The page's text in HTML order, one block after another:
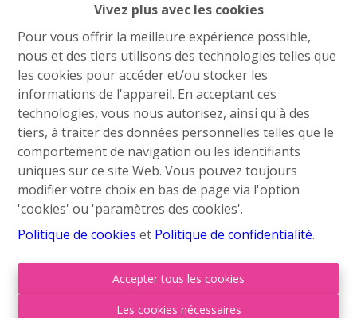
Vivez plus avec les cookies
Pour vous offrir la meilleure expérience possible,
nous et des tiers utilisons des technologies telles que
les cookies pour accéder et/ou stocker les
informations de l'appareil. En acceptant ces
technologies, vous nous autorisez, ainsi qu'à des
tiers, à traiter des données personnelles telles que le
comportement de navigation ou les identifiants
uniques sur ce site Web. Vous pouvez toujours
modifier votre choix en bas de page via l'option
'cookies' ou 'paramètres des cookies'.
Politique de cookies et Politique de confidentialité.
Accepter tous les cookies
Les cookies nécessaires
Contactez nous
Grand’Route (Flh) 548
4400 Flémalle
+32 4 234 21 10
info@roufosse.be
Disclaimer
Privacy Statement
Membre Federia
Heures d'ouverture